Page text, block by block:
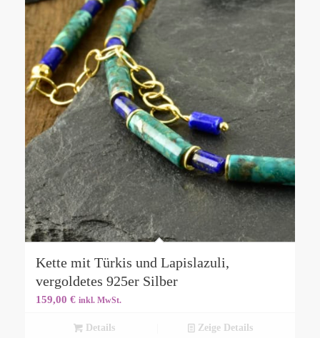
Kette mit Türkis und Lapislazuli,
vergoldetes 925er Silber
159,00 € inkl. MwSt.
Details Zeige Details